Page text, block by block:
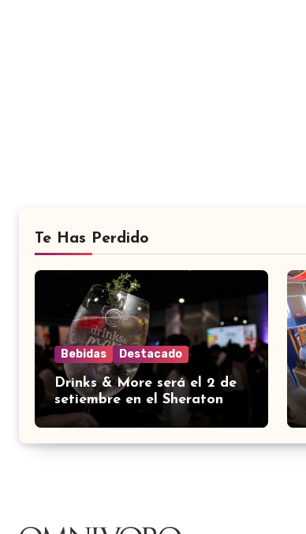
Te Has Perdido
Bebidas Destacado
Drinks & More será el 2 de
setiembre en el Sheraton